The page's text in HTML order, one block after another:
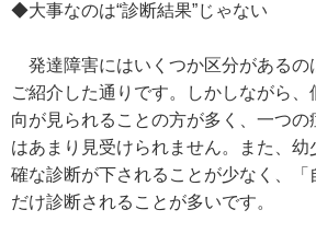
◆大事なのは“診断結果”じゃない
発達障害にはいくつか区分があるの
ご紹介した通りです。しかしながら
向が見られることの方が多く、一つの
はあまり見受けられません。また、幼
確な診断が下されることが少なく、「
だけ診断されることが多いです。